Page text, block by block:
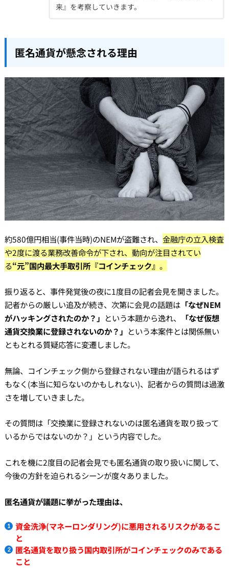
来』を考察していきます。
匿名通貨が懸念される理由
約580億円相当(事件当時)のNEMが盗難され、 金融庁の立入検査
や2度に渡る業務改善命令が下され、動向が注目されてい
る“元”国内最大手取引所『コインチェック』 。
振り返ると、事件発覚後の夜に1度目の記者会見を開きました。
記者からの厳しい追及が続き、次第に会見の話題は「なぜNEM
がハッキングされたのか？」 という本題から逸れ、
「なぜ仮想
通貨交換業に登録されないのか？」 という本案件とは関係無い
ともとれる質疑応答に変遷しました。
無論、コインチェック側から登録されない理由が語られるはず
もなく(本当に知らないのかもしれない)、記者からの質問は過激
さを増していきました。
その質問は「交換業に登録されないのは匿名通貨を取り扱って
いるからではないのか？」という内容でした。
これを機に2度目の記者会見でも匿名通貨の取り扱いに関して、
今後の方針を迫られるシーンが度々ありました。
匿名通貨が議題に挙がった理由は、
資金洗浄(マネーロンダリング)に悪用されるリスクがあるこ
と
匿名通貨を取り扱う国内取引所がコインチェックのみである
こと